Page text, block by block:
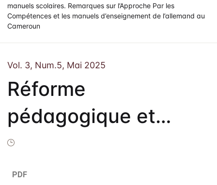
Politique
review)
Soumission
Actualités
Se souvenir de
moi ?
Mot de passe
oublié ?
manuels scolaires. Remarques sur l’Approche Par les
Compétences et les manuels d’enseignement de l’allemand au
Cameroun
Vol. 3, Num.5, Mai 2025
Réforme
pédagogique et
réaménagement des
manuels scolaires.
PDF